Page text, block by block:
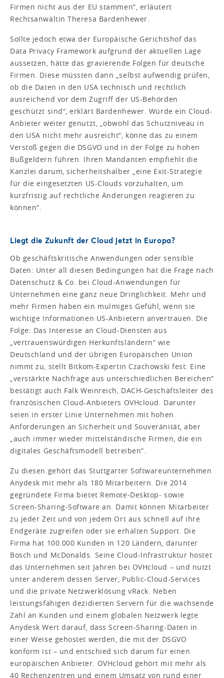
Firmen nicht aus der EU stammen“, erläutert
Rechtsanwältin Theresa Bardenhewer.
Sollte jedoch etwa der Europäische Gerichtshof das
Data Privacy Framework aufgrund der aktuellen Lage
aussetzen, hätte das gravierende Folgen für deutsche
Firmen. Diese müssten dann „selbst aufwendig prüfen,
ob die Daten in den USA technisch und rechtlich
ausreichend vor dem Zugriff der US-Behörden
geschützt sind“, erklärt Bardenhewer. Würde ein Cloud-
Anbieter weiter genutzt, „obwohl das Schutzniveau in
den USA nicht mehr ausreicht“, könne das zu einem
Verstoß gegen die DSGVO und in der Folge zu hohen
Bußgeldern führen. Ihren Mandanten empfiehlt die
Kanzlei darum, sicherheitshalber „eine Exit-Strategie
für die eingesetzten US-Clouds vorzuhalten, um
kurzfristig auf rechtliche Änderungen reagieren zu
können“.
Liegt die Zukunft der Cloud jetzt in Europa?
Ob geschäftskritische Anwendungen oder sensible
Daten: Unter all diesen Bedingungen hat die Frage nach
Datenschutz & Co. bei Cloud-Anwendungen für
Unternehmen eine ganz neue Dringlichkeit. Mehr und
mehr Firmen haben ein mulmiges Gefühl, wenn sie
wichtige Informationen US-Anbietern anvertrauen. Die
Folge: Das Interesse an Cloud-Diensten aus
„vertrauenswürdigen Herkunftsländern“ wie
Deutschland und der übrigen Europäischen Union
nimmt zu, stellt Bitkom-Expertin Czachowski fest. Eine
„verstärkte Nachfrage aus unterschiedlichen Bereichen“
bestätigt auch Falk Weinreich, DACH-Geschäftsleiter des
französischen Cloud-Anbieters OVHcloud. Darunter
seien in erster Linie Unternehmen mit hohen
Anforderungen an Sicherheit und Souveränität, aber
„auch immer wieder mittelständische Firmen, die ein
digitales Geschäftsmodell betreiben“.
Zu diesen gehört das Stuttgarter Softwareunternehmen
Anydesk mit mehr als 180 Mitarbeitern. Die 2014
gegründete Firma bietet Remote-Desktop- sowie
Screen-Sharing-Software an. Damit können Mitarbeiter
zu jeder Zeit und von jedem Ort aus schnell auf ihre
Endgeräte zugreifen oder sie erhalten Support. Die
Firma hat 100.000 Kunden in 120 Ländern, darunter
Bosch und McDonalds. Seine Cloud-Infrastruktur hostet
das Unternehmen seit Jahren bei OVHcloud – und nutzt
unter anderem dessen Server, Public-Cloud-Services
und die private Netzwerklösung vRack. Neben
leistungsfähigen dezidierten Servern für die wachsende
Zahl an Kunden und einem globalen Netzwerk legte
Anydesk Wert darauf, dass Screen-Sharing-Daten in
einer Weise gehostet werden, die mit der DSGVO
konform ist – und entschied sich darum für einen
europäischen Anbieter. OVHcloud gehört mit mehr als
40 Rechenzentren und einem Umsatz von rund einer